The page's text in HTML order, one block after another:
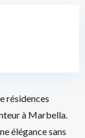
résidences
à Marbella.
élégance sans